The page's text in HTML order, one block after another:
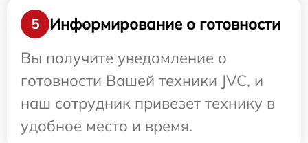
5
Информирование о готовности
Вы получите уведомление о
готовности Вашей техники JVC, и
наш сотрудник привезет технику в
удобное место и время.